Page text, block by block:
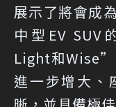
展示了將會成
中型EV
Light和Wise”
進一步增大、